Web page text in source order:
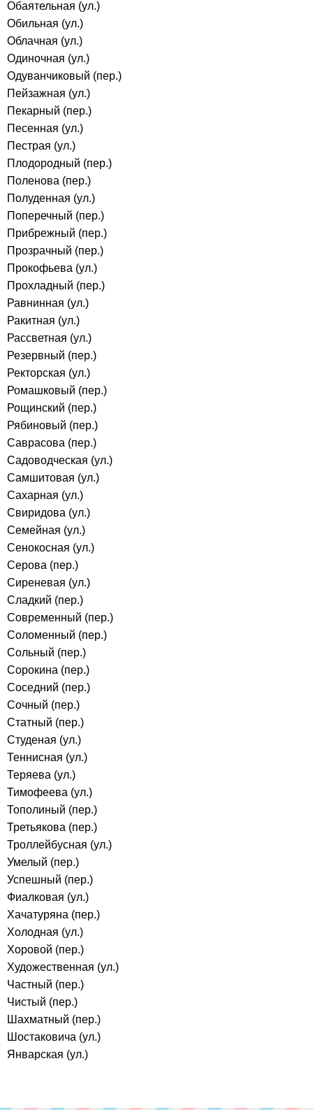
Обаятельная (ул.)
Обильная (ул.)
Облачная (ул.)
Одиночная (ул.)
Одуванчиковый (пер.)
Пейзажная (ул.)
Пекарный (пер.)
Песенная (ул.)
Пестрая (ул.)
Плодородный (пер.)
Поленова (пер.)
Полуденная (ул.)
Поперечный (пер.)
Прибрежный (пер.)
Прозрачный (пер.)
Прокофьева (ул.)
Прохладный (пер.)
Равнинная (ул.)
Ракитная (ул.)
Рассветная (ул.)
Резервный (пер.)
Ректорская (ул.)
Ромашковый (пер.)
Рощинский (пер.)
Рябиновый (пер.)
Саврасова (пер.)
Садоводческая (ул.)
Самшитовая (ул.)
Сахарная (ул.)
Свиридова (ул.)
Семейная (ул.)
Сенокосная (ул.)
Серова (пер.)
Сиреневая (ул.)
Сладкий (пер.)
Современный (пер.)
Соломенный (пер.)
Сольный (пер.)
Сорокина (пер.)
Соседний (пер.)
Сочный (пер.)
Статный (пер.)
Студеная (ул.)
Теннисная (ул.)
Теряева (ул.)
Тимофеева (ул.)
Тополиный (пер.)
Третьякова (пер.)
Троллейбусная (ул.)
Умелый (пер.)
Успешный (пер.)
Фиалковая (ул.)
Хачатуряна (пер.)
Холодная (ул.)
Хоровой (пер.)
Художественная (ул.)
Частный (пер.)
Чистый (пер.)
Шахматный (пер.)
Шостаковича (ул.)
Январская (ул.)